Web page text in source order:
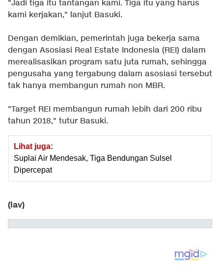
"Jadi tiga itu tantangan kami. Tiga itu yang harus
kami kerjakan," lanjut Basuki.
Dengan demikian, pemerintah juga bekerja sama
dengan Asosiasi Real Estate Indonesia (REI) dalam
merealisasikan program satu juta rumah, sehingga
pengusaha yang tergabung dalam asosiasi tersebut
tak hanya membangun rumah non MBR.
"Target REI membangun rumah lebih dari 200 ribu
tahun 2018," tutur Basuki.
Lihat juga:
Suplai Air Mendesak, Tiga Bendungan Sulsel
Dipercepat
(lav)